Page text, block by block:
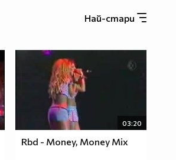
Най-стари
03:20
Rbd - Money, Money Mix